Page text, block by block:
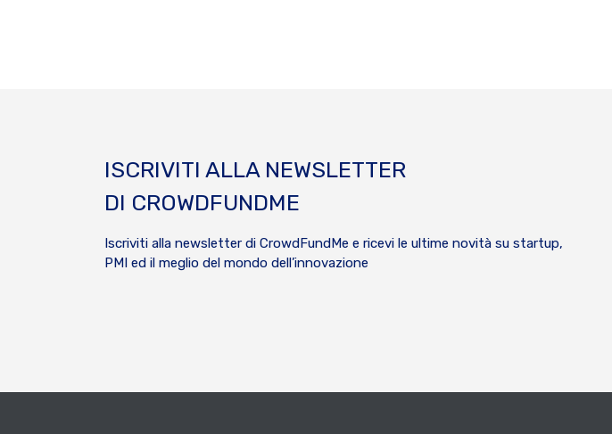
ISCRIVITI ALLA NEWSLETTER
DI CROWDFUNDME
Iscriviti alla newsletter di CrowdFundMe e ricevi le ultime novità su startup,
PMI ed il meglio del mondo dell’innovazione